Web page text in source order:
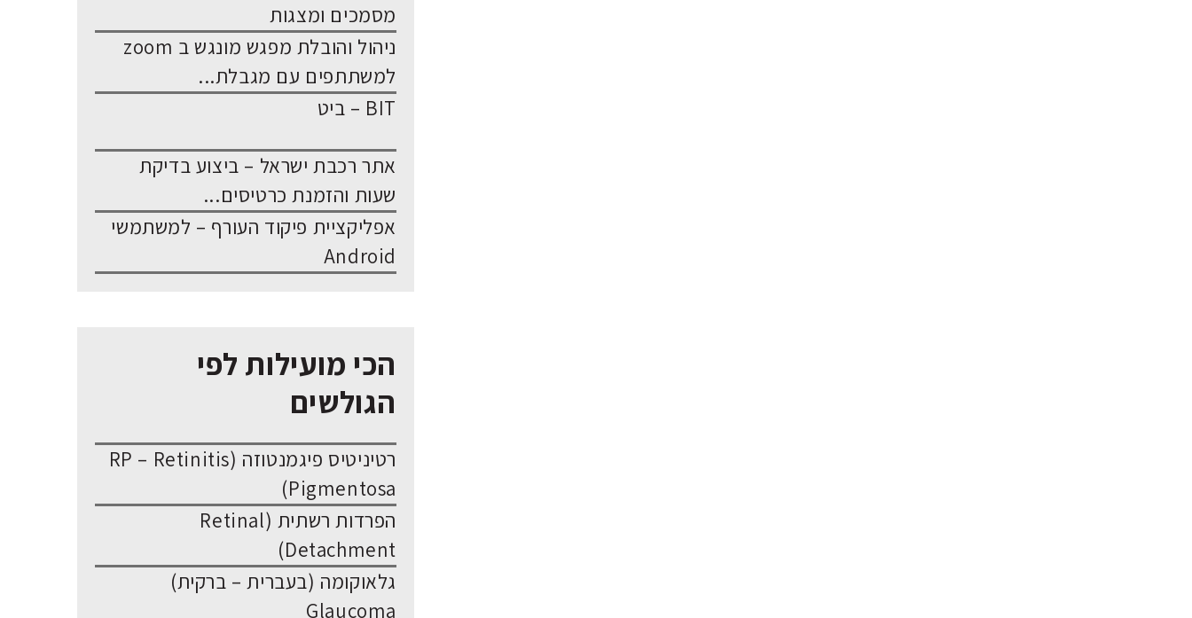
מסמכים ומצגות
ניהול והובלת מפגש מונגש ב zoom
למשתתפים עם מגבלת...
BIT – ביט
אתר רכבת ישראל – ביצוע בדיקת
שעות והזמנת כרטיסים...
אפליקציית פיקוד העורף – למשתמשי
Android
הכי מועילות לפי
הגולשים
רטיניטיס פיגמנטוזה (RP – Retinitis
Pigmentosa)
הפרדות רשתית (Retinal
Detachment)
גלאוקומה (בעברית – ברקית)
Glaucoma